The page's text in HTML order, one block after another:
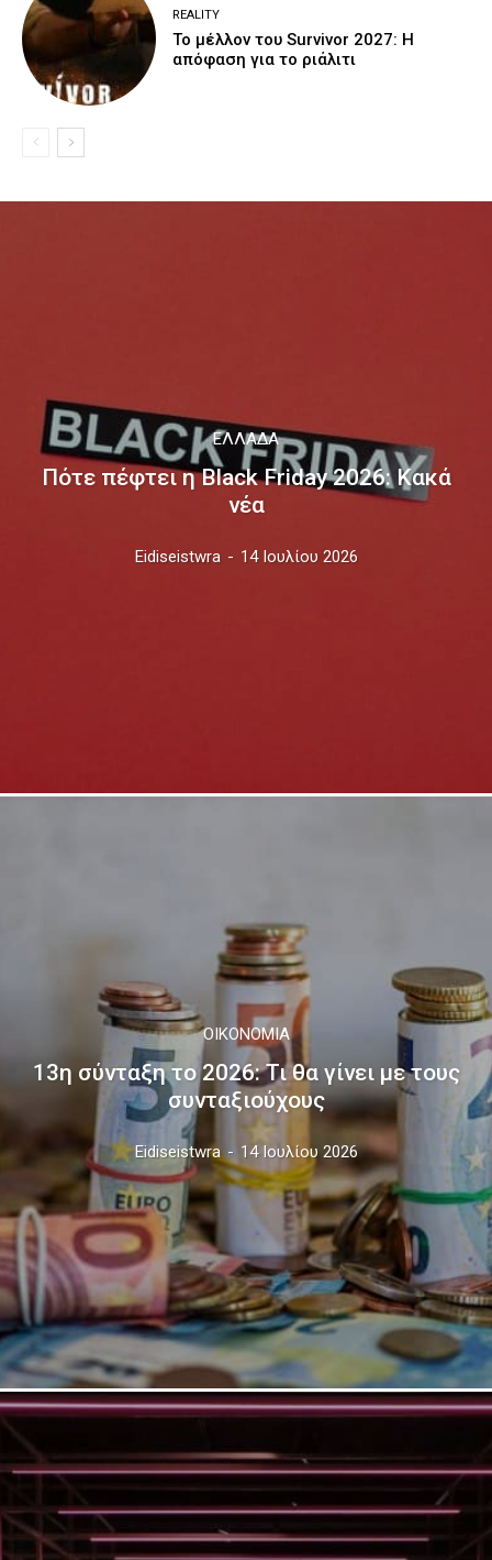
REALITY
Το μέλλον του Survivor 2027: Η
απόφαση για το ριάλιτι
ΕΛΛΆΔΑ
Πότε πέφτει η Black Friday 2026: Κακά
νέα
Eidiseistwra - 14 Ιουλίου 2026
ΟΙΚΟΝΟΜΊΑ
13η σύνταξη το 2026: Τι θα γίνει με τους
συνταξιούχους
Eidiseistwra - 14 Ιουλίου 2026